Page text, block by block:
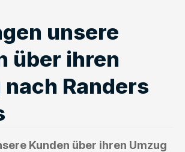
unsere
über ihren
nach Randers
Kunden über ihren Umzug